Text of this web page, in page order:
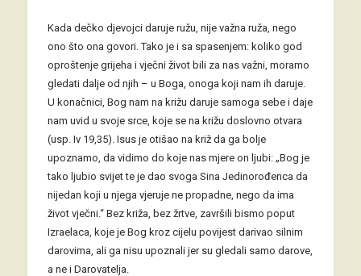
Kada dečko djevojci daruje ružu, nije važna ruža, nego
ono što ona govori. Tako je i sa spasenjem: koliko god
oproštenje grijeha i vječni život bili za nas važni, moramo
gledati dalje od njih – u Boga, onoga koji nam ih daruje.
U konačnici, Bog nam na križu daruje samoga sebe i daje
nam uvid u svoje srce, koje se na križu doslovno otvara
(usp. Iv 19,35). Isus je otišao na križ da ga bolje
upoznamo, da vidimo do koje nas mjere on ljubi: „Bog je
tako ljubio svijet te je dao svoga Sina Jedinorođenca da
nijedan koji u njega vjeruje ne propadne, nego da ima
život vječni.“ Bez križa, bez žrtve, završili bismo poput
Izraelaca, koje je Bog kroz cijelu povijest darivao silnim
darovima, ali ga nisu upoznali jer su gledali samo darove,
a ne i Darovatelja.